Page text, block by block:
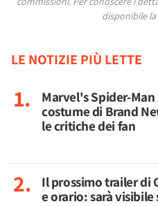
disponibile la
LE NOTIZIE PIÙ LETTE
Marvel's Spider-
costume di Brand
le critiche dei fan
Il prossimo trailer di
e orario: sarà